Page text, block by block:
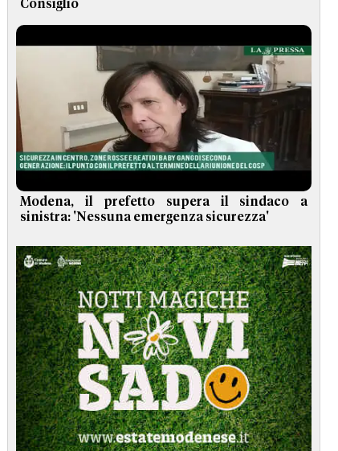
Consiglio
Modena, il prefetto supera il sindaco a
sinistra: 'Nessuna emergenza sicurezza'